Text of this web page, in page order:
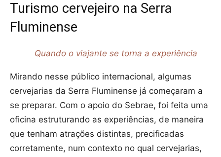
Turismo cervejeiro na Serra
Fluminense
Quando o viajante se torna a experiência
Mirando nesse público internacional, algumas
cervejarias da Serra Fluminense já começaram a
se preparar. Com o apoio do Sebrae, foi feita uma
oficina estruturando as experiências, de maneira
que tenham atrações distintas, precificadas
corretamente, num contexto no qual cervejarias,